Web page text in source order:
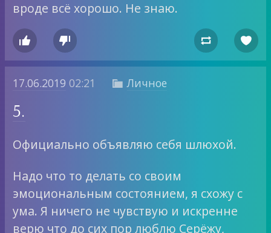
вроде всё хорошо. Не знаю.
   
17.06.2019 02:21  Личное
5.
Официально объявляю себя шлюхой.
Надо что то делать со своим
эмоциональным состоянием, я схожу с
ума. Я ничего не чувствую и искренне
верю что до сих пор люблю Серёжу,